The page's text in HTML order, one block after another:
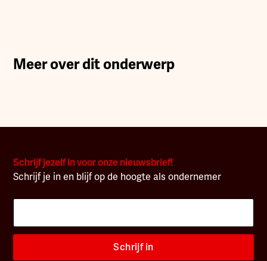
Meer over dit onderwerp
Schrijf jezelf in voor onze nieuwsbrief!
Schrijf je in en blijf op de hoogte als ondernemer
Schrijf in